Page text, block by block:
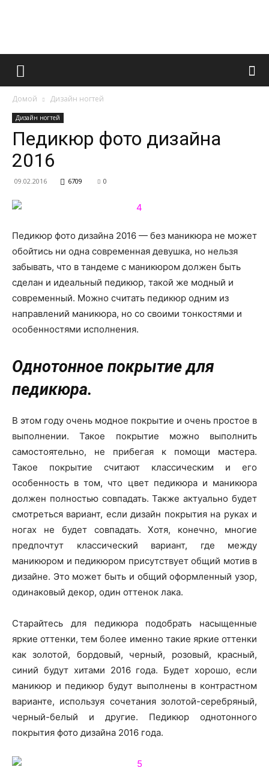
Французский
о
Домой Дизайн ногтей
Дизайн ногтей
Педикюр фото дизайна
2016
09.02.2016 6709 0
Педикюр фото дизайна 2016 — без маникюра не может
обойтись ни одна современная девушка, но нельзя
забывать, что в тандеме с маникюром должен быть
сделан и идеальный педикюр, такой же модный и
современный. Можно считать педикюр одним из
направлений маникюра, но со своими тонкостями и
особенностями исполнения.
Однотонное покрытие для
педикюра.
В этом году очень модное покрытие и очень простое в
выполнении. Такое покрытие можно выполнить
самостоятельно, не прибегая к помощи мастера.
Такое покрытие считают классическим и его
особенность в том, что цвет педикюра и маникюра
должен полностью совпадать. Также актуально будет
смотреться вариант, если дизайн покрытия на руках и
ногах не будет совпадать. Хотя, конечно, многие
предпочтут классический вариант, где между
маникюром и педикюром присутствует общий мотив в
дизайне. Это может быть и общий оформленный узор,
одинаковый декор, один оттенок лака.
Старайтесь для педикюра подобрать насыщенные
яркие оттенки, тем более именно такие яркие оттенки
как золотой, бордовый, черный, розовый, красный,
синий будут хитами 2016 года. Будет хорошо, если
маникюр и педикюр будут выполнены в контрастном
варианте, используя сочетания золотой-серебряный,
черный-белый и другие. Педикюр однотонного
покрытия фото дизайна 2016 года.